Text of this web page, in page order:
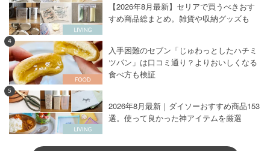
【2026年8月最新】セリアで買うべきおす
すめ商品総まとめ。雑貨や収納グッズも
4
入手困難のセブン「じゅわっとしたハチミ
ツパン」は口コミ通り？よりおいしくなる
食べ方も検証
5
2026年8月最新｜ダイソーおすすめ商品153
選。使って良かった神アイテムを厳選